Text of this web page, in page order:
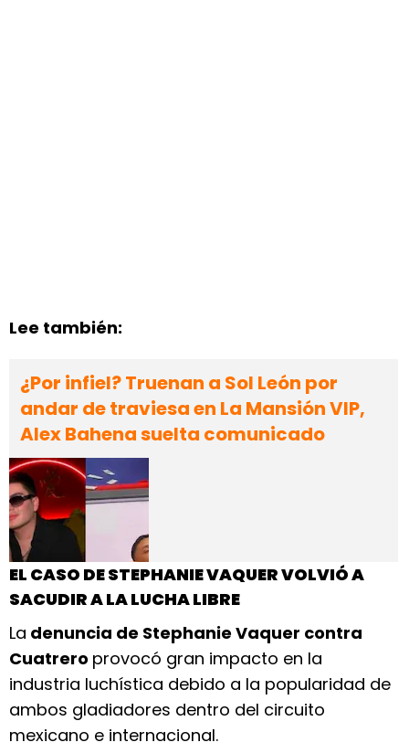
Lee también:
¿Por infiel? Truenan a Sol León por
andar de traviesa en La Mansión VIP,
Alex Bahena suelta comunicado
EL CASO DE STEPHANIE VAQUER VOLVIÓ A
SACUDIR A LA LUCHA LIBRE
La denuncia de Stephanie Vaquer contra
Cuatrero provocó gran impacto en la
industria luchística debido a la popularidad de
ambos gladiadores dentro del circuito
mexicano e internacional.